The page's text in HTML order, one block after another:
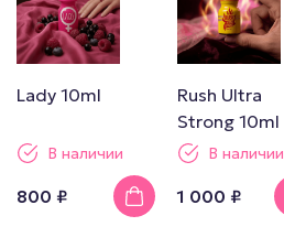
Lady 10ml
В наличии
800 ₽
Rush Ultra
Strong 10ml
В наличии
1 000 ₽